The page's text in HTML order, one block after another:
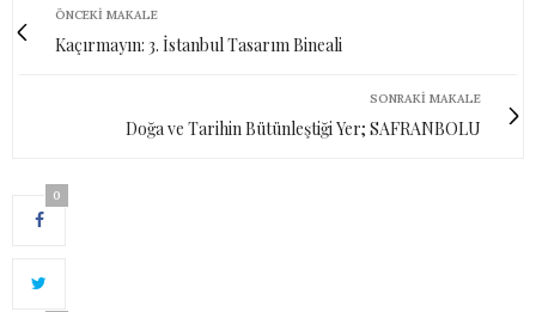
ÖNCEKI MAKALE
Kaçırmayın: 3. İstanbul Tasarım Bineali
SONRAKI MAKALE
Doğa ve Tarihin Bütünleştiği Yer; SAFRANBOLU
0